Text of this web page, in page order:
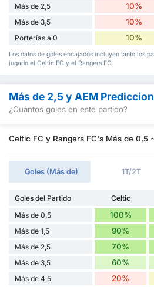
Más de 2,5 10%
Más de 3,5 10%
Porterías a 0 10%
Los datos de goles encajados incluyen tanto los
jugado el Celtic FC y el Rangers FC.
Más de 2,5 y AEM
¿Cuántos goles en este partido?
Celtic FC y Rangers FC's Más de 0,5
Goles (Más de) 1T/2T
Goles del Partido Celtic
Más de 0,5
100%
Más de 1,5 90%
Más de 2,5 70%
Más de 3,5 60%
Más de 4,5 20%